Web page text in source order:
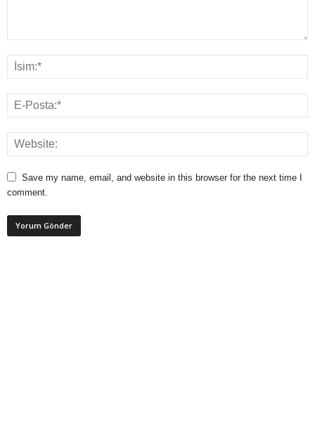
Save my name, email, and website in this browser for the next time I
comment.